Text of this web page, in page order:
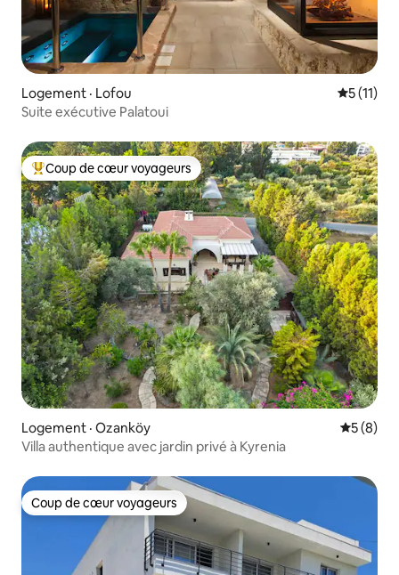
Logement · Lofou Note
5 (11)
Suite exécutive Palatoui
Coup de cœur voyageurs parmi les plus aimés
Coup de cœur voyageurs
Logement · Ozanköy Note
5 (8)
Villa authentique avec jardin privé à Kyrenia
Coup de cœur voyageurs
Coup de cœur voyageurs